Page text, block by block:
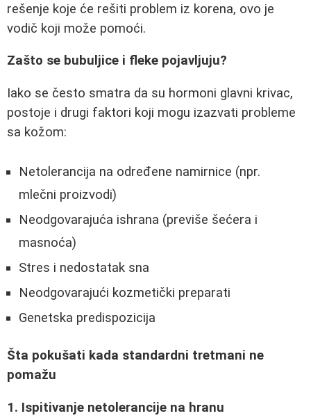
rešenje koje će rešiti problem iz korena, ovo je
vodič koji može pomoći.
Zašto se bubuljice i fleke pojavljuju?
Iako se često smatra da su hormoni glavni krivac,
postoje i drugi faktori koji mogu izazvati probleme
sa kožom:
Netolerancija na određene namirnice (npr.
mlečni proizvodi)
Neodgovarajuća ishrana (previše šećera i
masnoća)
Stres i nedostatak sna
Neodgovarajući kozmetički preparati
Genetska predispozicija
Šta pokušati kada standardni tretmani ne
pomažu
1. Ispitivanje netolerancije na hranu